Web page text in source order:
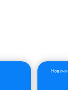
Новини